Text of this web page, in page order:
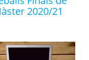
2020/21